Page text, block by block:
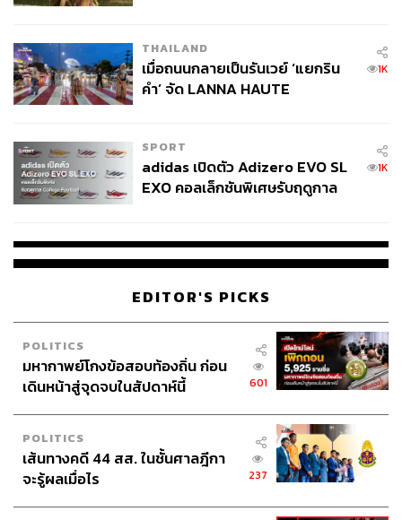
THAILAND
เมื่อถนนกลายเป็นรันเวย์ ‘แยกริน
คำ’ จัด LANNA HAUTE
1K
SPORT
adidas เปิดตัว Adizero EVO SL
EXO คอลเล็กชันพิเศษรับฤดูกาล
1K
EDITOR'S PICKS
POLITICS
มหากาพย์โกงข้อสอบท้องถิ่น ก่อน
เดินหน้าสู่จุดจบในสัปดาห์นี้
601
POLITICS
เส้นทางคดี 44 สส. ในชั้นศาลฎีกา
จะรู้ผลเมื่อไร
237